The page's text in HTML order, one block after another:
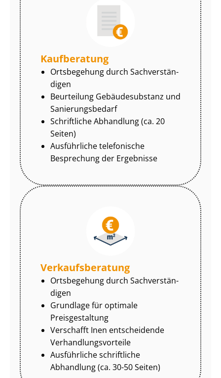
Kaufberatung
Ortsbegehung durch Sach­ver­stän­
di­gen
Beurteilung Gebäudesubstanz und
Sa­nie­rungs­be­darf
Schriftliche Abhandlung (ca. 20
Seiten)
Ausführliche telefonische
Besprechung der Ergebnisse
Ver­kaufs­be­ra­tung
Ortsbegehung durch Sach­ver­stän­
di­gen
Grundlage für optimale
Preisgestaltung
Verschafft Inen entscheidende
Ver­hand­lungs­vor­tei­le
Ausführliche schriftliche
Abhandlung (ca. 30-50 Seiten)